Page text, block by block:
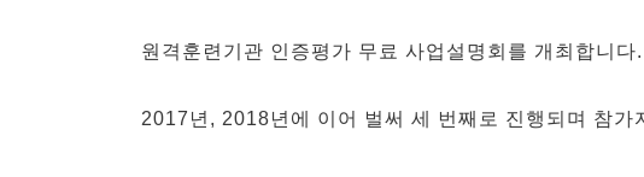
원격훈련기관 인증평가 무료 사업설명회를 개최합니다.
2017년, 2018년에 이어 벌써 세 번째로 진행되며 참가